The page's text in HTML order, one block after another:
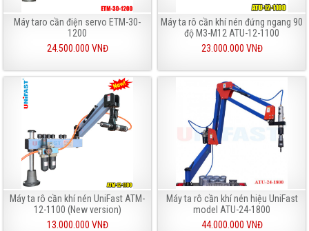
Máy taro cần điện servo ETM-30-
1200
24.500.000 VNĐ
Máy ta rô cần khí nén đứng ngang 90
độ M3-M12 ATU-12-1100
23.000.000 VNĐ
Máy ta rô cần khí nén UniFast ATM-
12-1100 (New version)
13.000.000 VNĐ
Máy ta rô cần khí nén hiệu UniFast
model ATU-24-1800
44.000.000 VNĐ